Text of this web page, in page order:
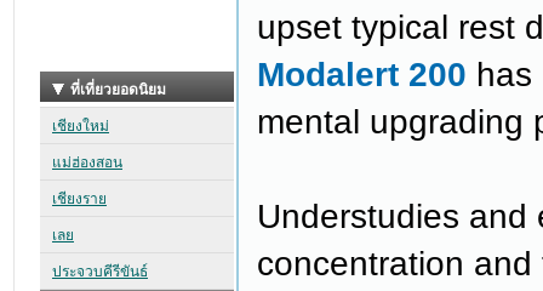
upset typical rest
Modalert 200 has
mental upgrading
Understudies and
concentration